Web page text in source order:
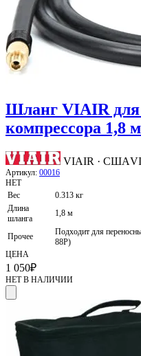
Шланг VIAIR для
компрессора 1,8
VIAIR · США
Артикул: 00016
НЕТ
Вес
0.313 кг
Длина
шланга
1,8 м
Прочее
Подходит для
88P)
ЦЕНА
1 050₽
НЕТ В НАЛИЧИИ